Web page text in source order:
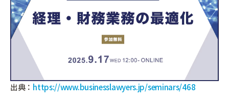
出典： https://www.businesslawyers.jp/seminars/468